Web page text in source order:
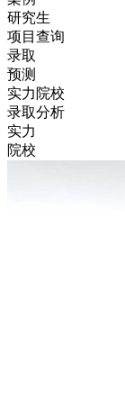
研究生
项目查询
录取
预测
实力院校
录取分析
实力
院校